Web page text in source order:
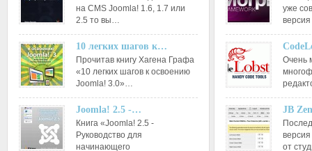
на CMS Joomla! 1.6, 1.7 или
2.5 то вы…
10 легких шагов к…
Прочитав книгу Хагена Графа
«10 легких шагов к освоению
Joomla! 3.0»…
Joomla! 2.5 -…
Книга «Joomla! 2.5 -
Руководство для
начинающего
уже
Очень
JB
от